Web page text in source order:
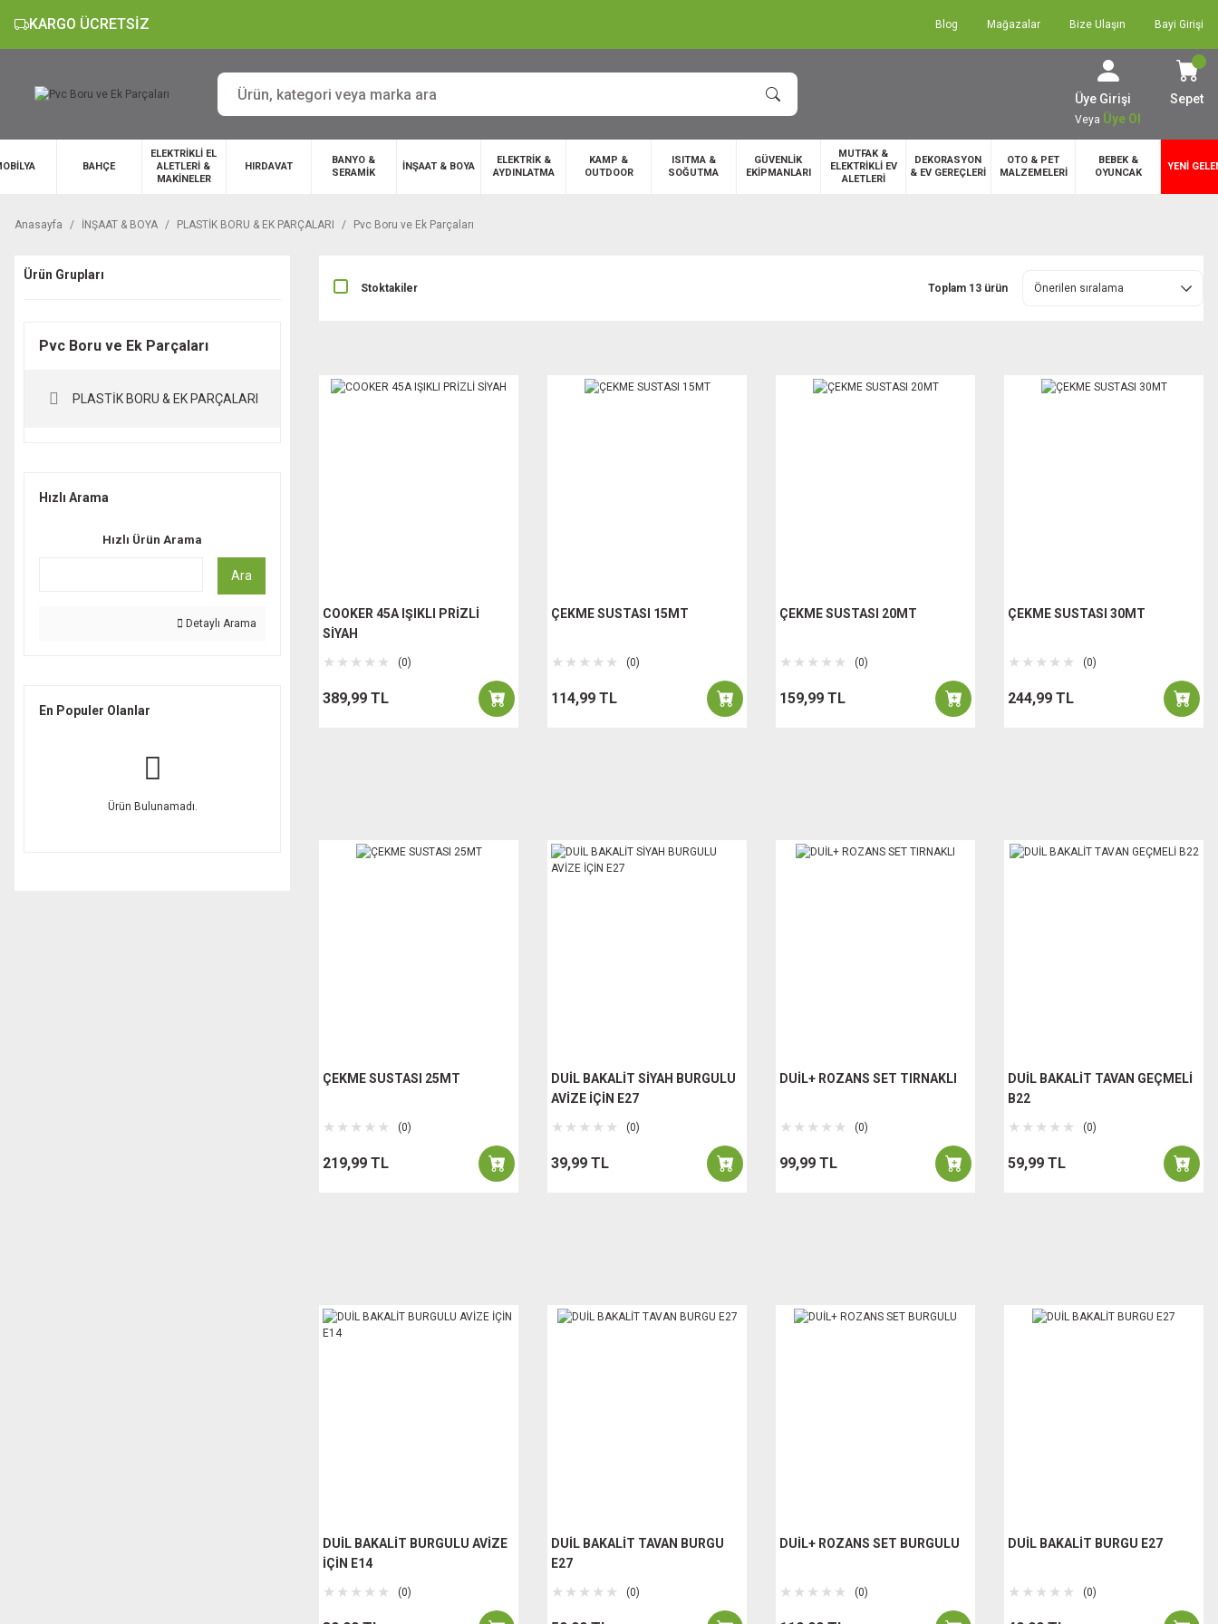
KARGO ÜCRETSİZ Blog Mağazalar Bize Ulaşın Bayi Girişi
Üye Girişi
Veya Üye Ol
Sepet
BAHÇE
ELEKTRİKLİ EL
ALETLERİ &
MAKİNELER
HIRDAVAT
BANYO &
SERAMİK
İNŞAAT & BOYA
ELEKTRİK &
AYDINLATMA
KAMP &
OUTDOOR
ISITMA &
SOĞUTMA
GÜVENLİK
EKİPMANLARI
MUTFAK &
ELEKTRİKLİ EV
ALETLERİ
DEKORASYON
& EV GEREÇLERİ
OTO & PET
MALZEMELERİ
BEBEK &
OYUNCAK
YENİ
Anasayfa İNŞAAT & BOYA PLASTİK BORU & EK PARÇALARI Pvc Boru ve Ek Parçaları
Ürün Grupları
Pvc Boru ve Ek Parçaları
PLASTİK BORU & EK PARÇALARI
Hızlı Arama
Hızlı Ürün Arama
Ara
Detaylı Arama
En Populer Olanlar
Ürün Bulunamadı.
Stoktakiler Toplam 13 ürün
COOKER 45A IŞIKLI PRİZLİ
SİYAH
(0)
389,99 TL
ÇEKME SUSTASI 15MT
(0)
114,99 TL
ÇEKME SUSTASI 20MT
(0)
159,99 TL
ÇEKME SUSTASI 30MT
(0)
244,99 TL
ÇEKME SUSTASI 25MT
(0)
219,99 TL
DUİL BAKALİT SİYAH BURGULU
AVİZE İÇİN E27
(0)
39,99 TL
DUİL+ ROZANS SET TIRNAKLI
(0)
99,99 TL
DUİL BAKALİT TAVAN GEÇMELİ
B22
(0)
59,99 TL
DUİL BAKALİT BURGULU AVİZE
İÇİN E14
(0)
DUİL BAKALİT TAVAN BURGU
E27
(0)
DUİL+ ROZANS SET BURGULU
(0)
DUİL BAKALİT BURGU E27
(0)